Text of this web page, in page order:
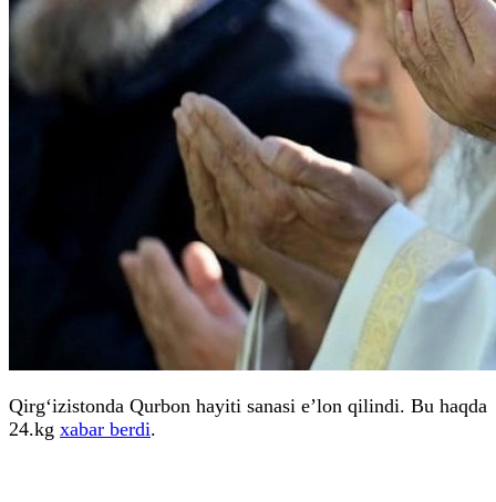
Qirg‘izistonda Qurbon hayiti sanasi e’lon qilindi. Bu haqda
24.kg xabar berdi.